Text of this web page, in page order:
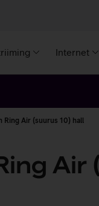
Internet
Ring Air (suurus 10) hall
Air